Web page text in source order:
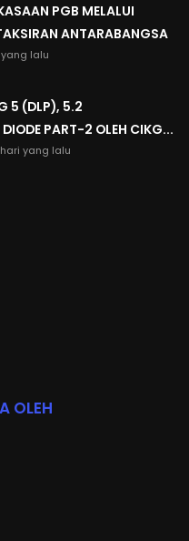
PGB MELALUI
ANTARABANGSA
lalu
5 (DLP), 5.2
PART-2 OLEH CIKG...
yang lalu
OLEH